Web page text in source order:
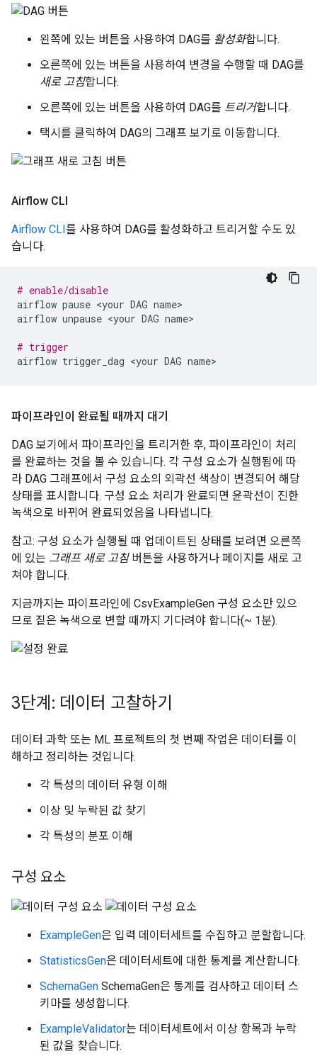
왼쪽에 있는 버튼을 사용하여 DAG를 활성화합니다.
오른쪽에 있는 버튼을 사용하여 변경을 수행할 때 DAG를
새로 고침합니다.
오른쪽에 있는 버튼을 사용하여 DAG를 트리거합니다.
택시를 클릭하여 DAG의 그래프 보기로 이동합니다.
Airflow CLI
Airflow CLI 를 사용하여 DAG를 활성화하고 트리거할 수도 있
습니다.
# enable/disable
airflow pause <your DAG name>
airflow unpause <your DAG name>
# trigger
airflow trigger_dag <your DAG
파이프라인이 완료될 때까지 대기
DAG 보기에서 파이프라인을 트리거한 후, 파이프라인이 처리
를 완료하는 것을 볼 수 있습니다. 각 구성 요소가 실행됨에 따
라 DAG 그래프에서 구성 요소의 외곽선 색상이 변경되어 해당
상태를 표시합니다. 구성 요소 처리가 완료되면 윤곽선이 진한
녹색으로 바뀌어 완료되었음을 나타냅니다.
참고: 구성 요소가 실행될 때 업데이트된 상태를 보려면 오른쪽
에 있는 그래프 새로 고침버튼을 사용하거나 페이지를 새로 고
쳐야 합니다.
지금까지는 파이프라인에 CsvExampleGen 구성 요소만 있으
므로 짙은 녹색으로 변할 때까지 기다려야 합니다(~ 1분).
3단계: 데이터 고찰하기
데이터 과학 또는 ML 프로젝트의 첫 번째 작업은 데이터를 이
해하고 정리하는 것입니다.
각 특성의 데이터 유형 이해
이상 및 누락된 값 찾기
각 특성의 분포 이해
구성 요소
ExampleGen은 입력 데이터세트를 수집하고 분할합니다.
StatisticsGen은 데이터세트에 대한 통계를 계산합니다.
SchemaGen SchemaGen은 통계를 검사하고 데이터 스
키마를 생성합니다.
ExampleValidator는 데이터세트에서 이상 항목과 누락
된 값을 찾습니다.